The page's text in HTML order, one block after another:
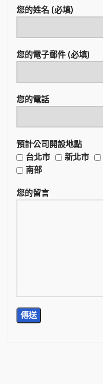
您的姓名 (必填)
您的電子郵件 (必填)
您的電話
預計公司開設地點
台北市
新北市
南部
您的留言